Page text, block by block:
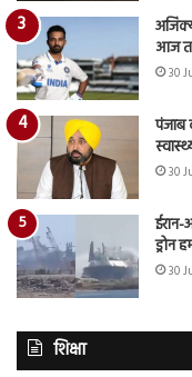
आज
30
पंजाब
30
30
शिक्षा